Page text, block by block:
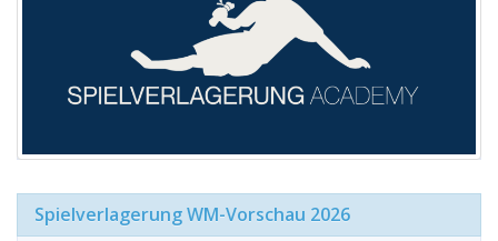
Spielverlagerung WM-Vorschau 2026